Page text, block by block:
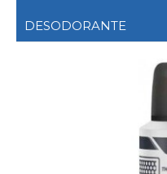
DESODORANTE